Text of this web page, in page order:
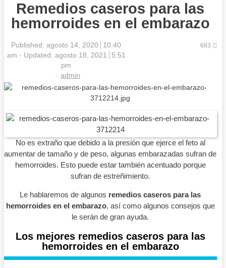
Remedios caseros para las
hemorroides en el embarazo
Published:agosto 14, 2020
10:40
am
Updated: agosto 18, 2021
5:51
pm
Author
admin
683
No es extraño que debido a la presión que ejerce el feto al
aumentar de tamaño y de peso, algunas embarazadas sufran de
hemorroides. Esto puede estar también acentuado porque
sufran de estreñimiento.
Le hablaremos de algunos remedios caseros para las
hemorroides en el embarazo, así como algunos consejos que
le serán de gran ayuda.
Los mejores remedios caseros para las
hemorroides en el embarazo